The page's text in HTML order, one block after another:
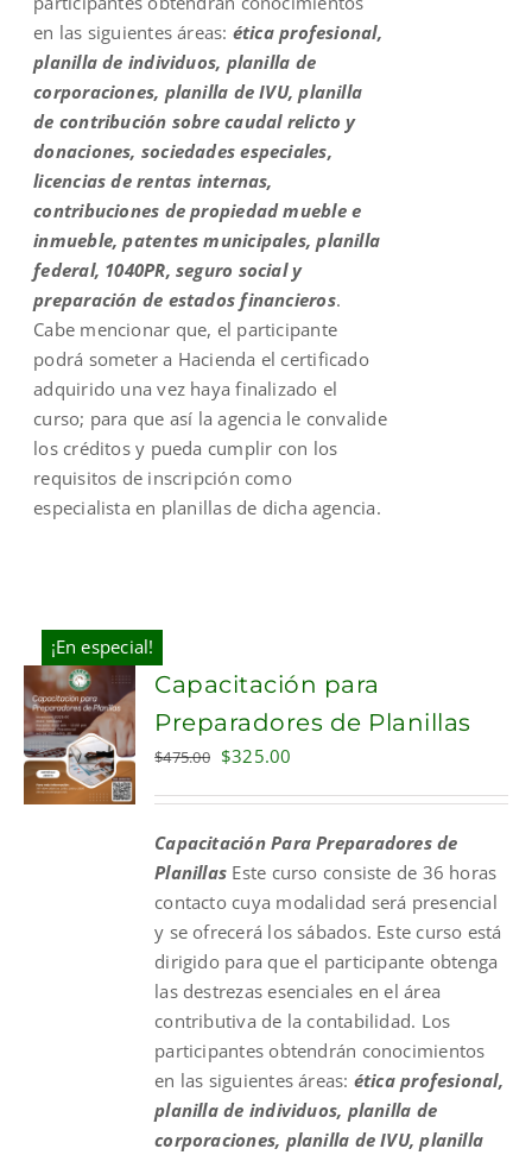
en las siguientes áreas: ética profesional,
planilla de individuos, planilla de
corporaciones, planilla de IVU, planilla
de contribución sobre caudal relicto y
donaciones, sociedades especiales,
licencias de rentas internas,
contribuciones de propiedad mueble e
inmueble, patentes municipales, planilla
federal, 1040PR, seguro social y
preparación de estados financieros.
Cabe mencionar que, el participante
podrá someter a Hacienda el certificado
adquirido una vez haya finalizado el
curso; para que así la agencia le convalide
los créditos y pueda cumplir con los
requisitos de inscripción como
especialista en planillas de dicha agencia.
¡En especial!
ADD TO
CART
Capacitación para
Preparadores de Planillas
$475.00 Original
$475.00.
$325.00
$325.00.
Capacitación Para Preparadores de
Planillas Este curso consiste de 36 horas
contacto cuya modalidad será presencial
y se ofrecerá los sábados. Este curso está
dirigido para que el participante obtenga
las destrezas esenciales en el área
contributiva de la contabilidad. Los
participantes obtendrán conocimientos
en las siguientes áreas: ética profesional,
planilla de individuos, planilla de
corporaciones, planilla de IVU, planilla